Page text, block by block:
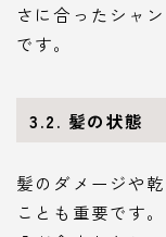
さに合ったシャ
です。
3.2. 髪の状態
髪のダメージや
ことも重要です